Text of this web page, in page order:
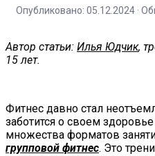
Опубликовано: 05.12.2024 ·
Автор статьи: Илья Юдчик,
15 лет.
Фитнес давно стал
заботится о своем
множества форматов
групповой фитнес. Это